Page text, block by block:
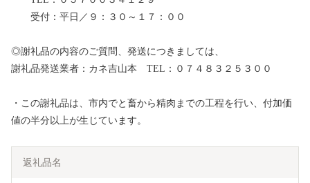
受付：平日／９：３０～１７：００
◎謝礼品の内容のご質問、発送につきましては、
謝礼品発送業者：カネ吉山本 TEL：０７４８３２５３００
・この謝礼品は、市内でと畜から精肉までの工程を行い、付加価
値の半分以上が生じています。
返礼品名